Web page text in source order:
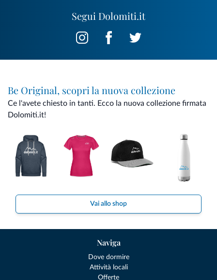
Segui Dolomiti.it
Be Original, scopri la nuova collezione
Ce l'avete chiesto in tanti. Ecco la nuova collezione firmata
Dolomiti.it!
Vai allo shop
Naviga
Dove dormire
Attività locali
Offerte